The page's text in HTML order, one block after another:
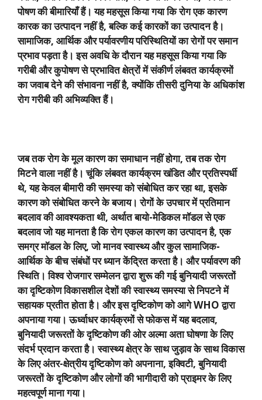
पोषण की बीमारियाँ हैं। यह महसूस किया गया कि रोग एक कारण
कारक का उत्पादन नहीं है,बल्कि कई कारकों का उत्पादन है।
सामाजिक, आर्थिक और पर्यावरणीय परिस्थितियों का रोगों पर समान
प्रभाव पड़ता है। इस अवधि के दौरान यह महसूस किया गया कि
गरीबी और कुपोषण से प्रभावित क्षेत्रों में संकीर्ण लंबवत कार्यक्रमों
का जवाब देने की संभावना नहीं है,क्योंकि तीसरी दुनिया के अधिकांश
रोग गरीबी की अभिव्यक्ति हैं।
जब तक रोग के मूल कारण का समाधान नहीं होगा,तब तक रोग
मिटने वाला नहीं है। चूंकि लंबवत कार्यक्रम खंडित और प्रतिस्पर्धी
थे,यह केवल बीमारी की समस्या को संबोधित कर रहा था,इसके
कारण को संबोधित करने के बजाय। रोगों के उपचार में प्रतिमान
बदलाव की आवश्यकता थी, अर्थात बायो-मेडिकल मॉडल से एक
बदलाव जो यह मानता है कि रोग एकल कारण का उत्पादन है,एक
समग्र मॉडल के लिए,जो मानव स्वास्थ्य और कुल सामाजिक-
आर्थिक के बीच संबंधों पर ध्यान केंद्रित करता है। और पर्यावरण की
स्थिति। विश्व रोजगार सम्मेलन द्वारा शुरू की गई बुनियादी जरूरतों
का दृष्टिकोण विकासशील देशों की स्वास्थ्य समस्या से निपटने में
सहायक प्रतीत होता है। और इस दृष्टिकोण को आगेWHOद्वारा
अपनाया गया। ऊर्ध्वाधर कार्यक्रमों से फोकस में यह बदलाव,
बुनियादी जरूरतों के दृष्टिकोण की ओर अल्मा अता घोषणा के लिए
संदर्भ प्रदान करता है। स्वास्थ्य क्षेत्र के साथ जुड़ाव के साथ विकास
के लिए अंतर-क्षेत्रीय दृष्टिकोण को अपनाना,इक्विटी,बुनियादी
जरूरतों के दृष्टिकोण और लोगों की भागीदारी को प्राइमर के लिए
महत्वपूर्ण माना गया।